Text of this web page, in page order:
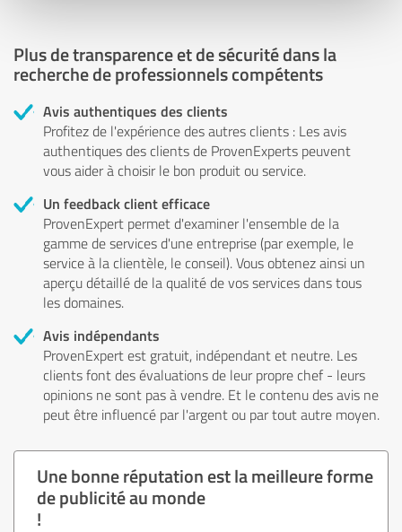
Plus de transparence et de sécurité dans la
recherche de professionnels compétents
Avis authentiques des clients
Profitez de l'expérience des autres clients : Les avis
authentiques des clients de ProvenExperts peuvent
vous aider à choisir le bon produit ou service.
Un feedback client efficace
ProvenExpert permet d'examiner l'ensemble de la
gamme de services d'une entreprise (par exemple, le
service à la clientèle, le conseil). Vous obtenez ainsi un
aperçu détaillé de la qualité de vos services dans tous
les domaines.
Avis indépendants
ProvenExpert est gratuit, indépendant et neutre. Les
clients font des évaluations de leur propre chef - leurs
opinions ne sont pas à vendre. Et le contenu des avis ne
peut être influencé par l'argent ou par tout autre moyen.
Une bonne réputation est la meilleure forme
de publicité au monde
!